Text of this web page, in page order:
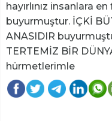
hayırlınız insanlara
buyurmuştur. İÇKİ
ANASIDIR
TERTEMİZ BİR
hürmetlerimle